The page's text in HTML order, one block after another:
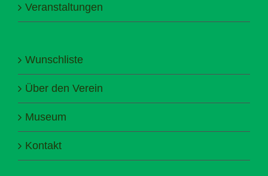
Veranstaltungen
Wunschliste
Über den Verein
Museum
Kontakt